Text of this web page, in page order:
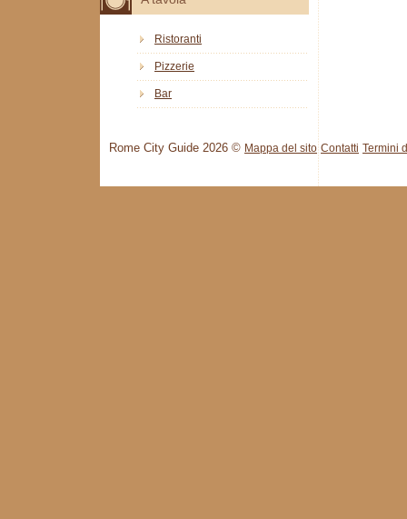
Ristoranti
Pizzerie
Bar
Rome City Guide 2026 © Mappa del sito Contatti Termini